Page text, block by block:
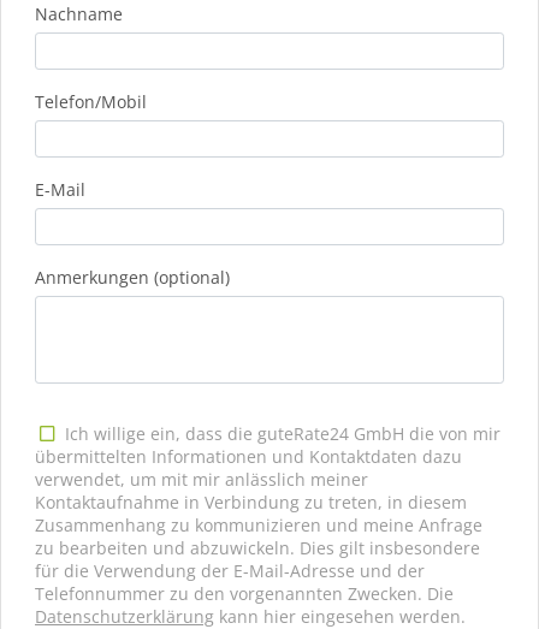
Nachname
Telefon/Mobil
E-Mail
Anmerkungen (optional)
Ich willige ein, dass die guteRate24 GmbH die von mir
übermittelten Informationen und Kontaktdaten dazu
verwendet, um mit mir anlässlich meiner
Kontaktaufnahme in Verbindung zu treten, in diesem
Zusammenhang zu kommunizieren und meine Anfrage
zu bearbeiten und abzuwickeln. Dies gilt insbesondere
für die Verwendung der E-Mail-Adresse und der
Telefonnummer zu den vorgenannten Zwecken. Die
Datenschutzerklärung kann hier eingesehen werden.